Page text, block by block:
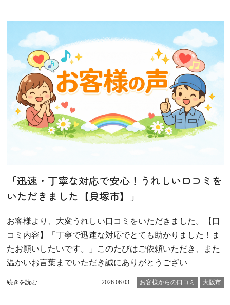
「迅速・丁寧な対応で安心！うれしい口コミを
いただきました【貝塚市】」
お客様より、大変うれしい口コミをいただきました。【口
コミ内容】「丁寧で迅速な対応でとても助かりました！ま
たお願いしたいです。」このたびはご依頼いただき、また
温かいお言葉までいただき誠にありがとうござい
続きを読む 2026.06.03 お客様からの口コミ 大阪市